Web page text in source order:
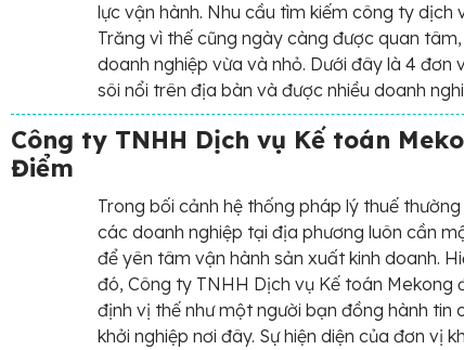
lực vận hành. Nhu cầu tìm kiếm công ty dịch
Trăng vì thế cũng ngày càng được quan
doanh nghiệp vừa và nhỏ. Dưới đây là 4 đơn
sôi nổi trên địa bàn và được nhiều doanh
Công ty TNHH Dịch vụ Kế toán
Điểm
Trong bối cảnh hệ thống pháp lý thuế
các doanh nghiệp tại địa phương luôn cần
để yên tâm vận hành sản xuất kinh doanh.
đó, Công ty TNHH Dịch vụ Kế toán Mekong
định vị thế như một người bạn đồng hành tin
khởi nghiệp nơi đây. Sự hiện diện của đơn vị